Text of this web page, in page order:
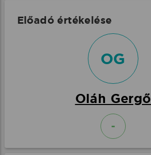
Előadó értékelése
OG
Oláh Gergő
-